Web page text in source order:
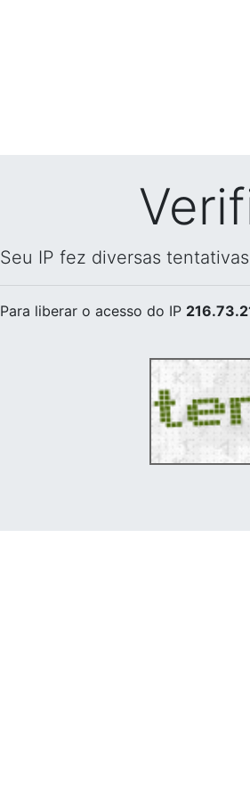
Seu IP fez diversas
Para liberar o acesso do IP